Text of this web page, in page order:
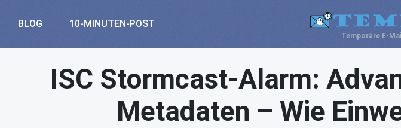
BLOG 10-MINUTEN-POST
Temporäre E-
ISC Stormcast-Alarm:
Metadaten – Wie